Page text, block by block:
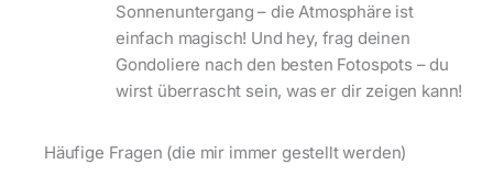
Sonnenuntergang – die Atmosphäre ist
einfach magisch! Und hey, frag deinen
Gondoliere nach den besten Fotospots – du
wirst überrascht sein, was er dir zeigen kann!
Häufige Fragen (die mir immer gestellt werden)